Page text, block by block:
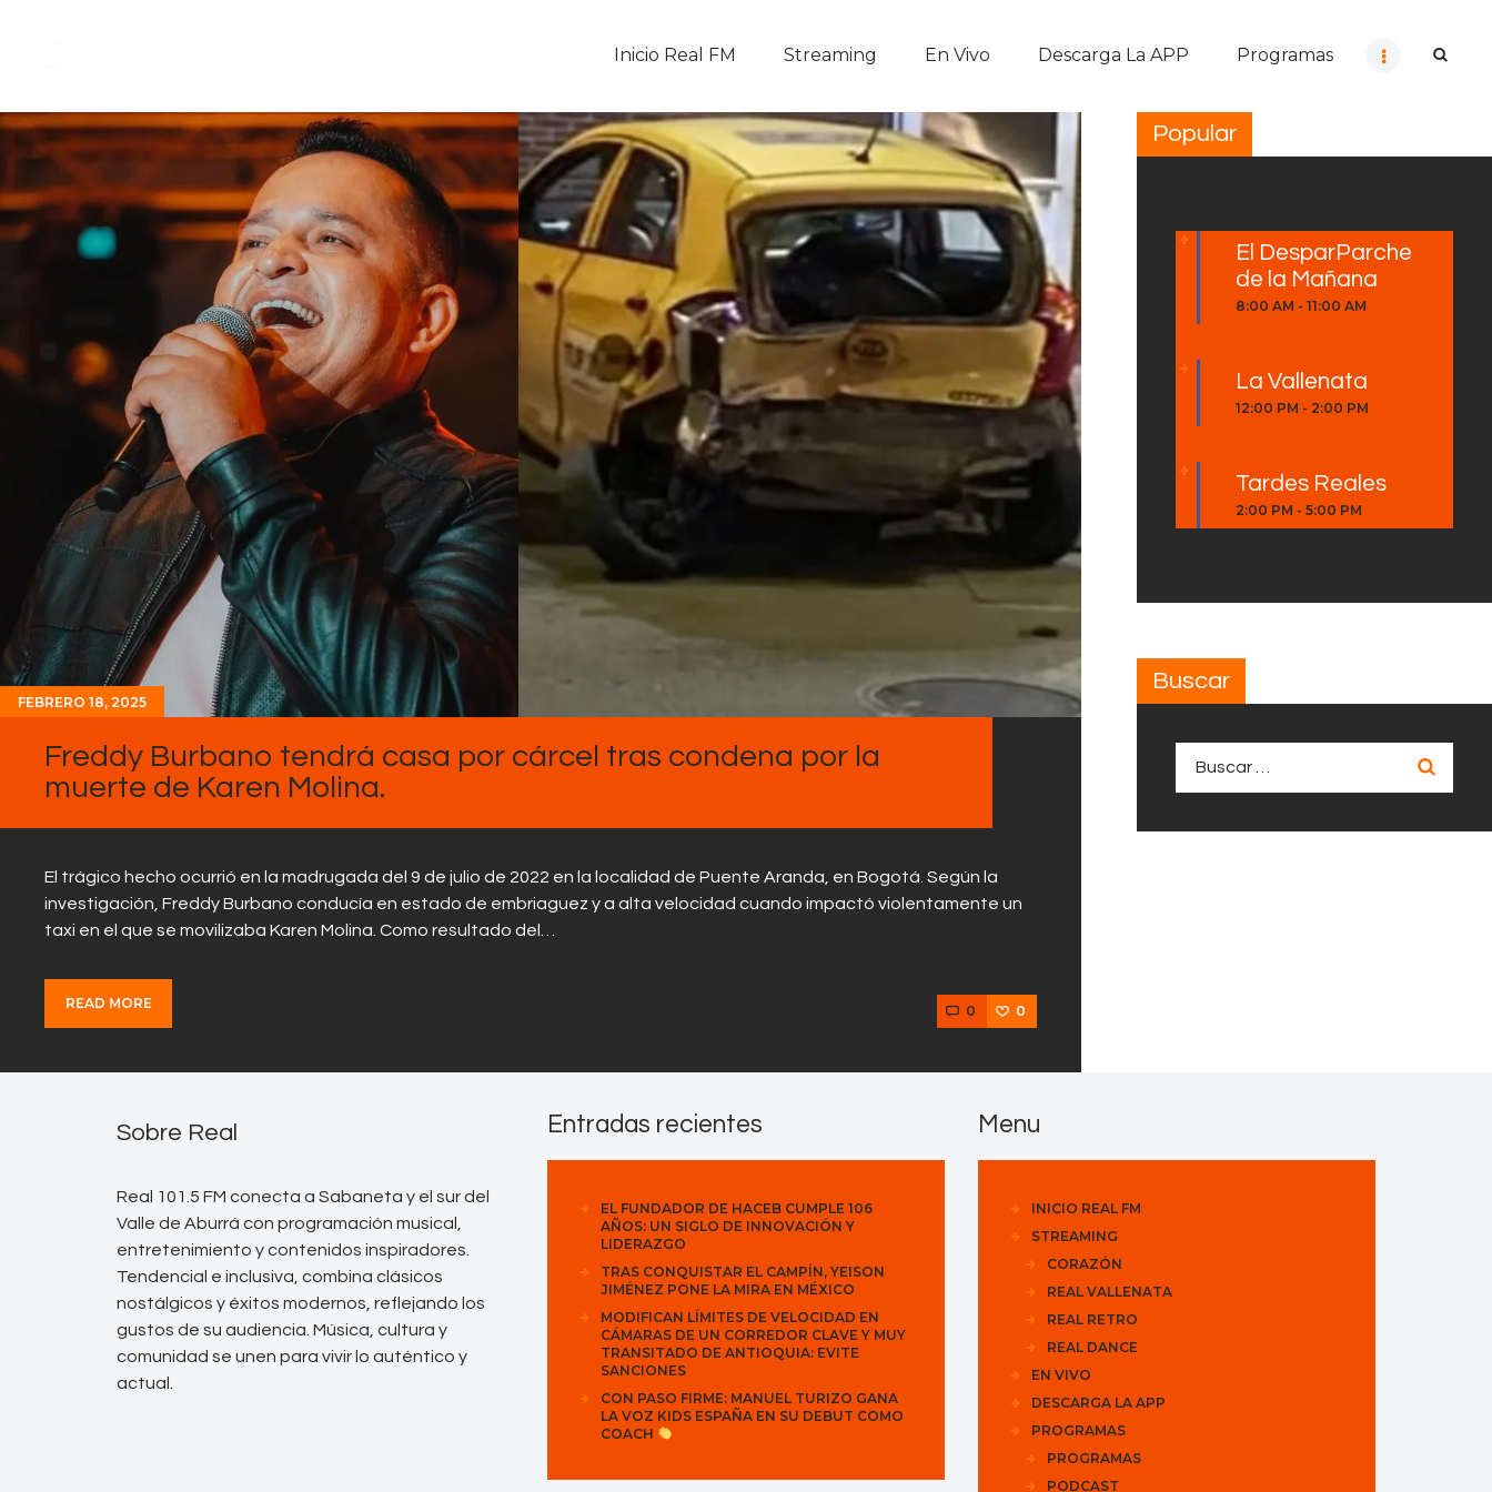
Inicio Real FM Streaming En Vivo Descarga La APP Programas
En Vivo
Descarga La APP
Programas
Noticias
Equipo
Sobre Nosotros
Contactos
FEBRERO 18, 2025
Freddy Burbano tendrá casa por cárcel tras condena por la
muerte de Karen Molina.
El trágico hecho ocurrió en la madrugada del 9 de julio de 2022 en la localidad de Puente Aranda, en Bogotá. Según la
investigación, Freddy Burbano conducía en estado de embriaguez y a alta velocidad cuando impactó violentamente un
taxi en el que se movilizaba Karen Molina. Como resultado del…
READ MORE 0 0
Popular
El DesparParche
de la Mañana
8:00 AM -11:00 AM
La Vallenata
12:00 PM - 2:00 PM
Tardes Reales
2:00 PM -5:00 PM
Buscar
Sobre Real
Real 101.5 FM conecta a Sabaneta y el sur del
Valle de Aburrá con programación musical,
entretenimiento y contenidos inspiradores.
Tendencial e inclusiva, combina clásicos
nostálgicos y éxitos modernos, reflejando los
gustos de su audiencia. Música, cultura y
comunidad se unen para vivir lo auténtico y
actual.
Entradas recientes
EL FUNDADOR DE HACEB CUMPLE 106
AÑOS: UN SIGLO DE INNOVACIÓN Y
LIDERAZGO
TRAS CONQUISTAR EL CAMPÍN, YEISON
JIMÉNEZ PONE LA MIRA EN MÉXICO
MODIFICAN LÍMITES DE VELOCIDAD EN
CÁMARAS DE UN CORREDOR CLAVE Y MUY
TRANSITADO DE ANTIOQUIA: EVITE
SANCIONES
CON PASO FIRME: MANUEL TURIZO GANA
LA VOZ KIDS ESPAÑA EN SU DEBUT COMO
COACH
Menu
INICIO REAL FM
STREAMING
CORAZÓN
REAL VALLENATA
REAL RETRO
REAL DANCE
EN VIVO
DESCARGA LA APP
PROGRAMAS
PROGRAMAS
PODCAST